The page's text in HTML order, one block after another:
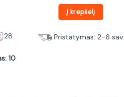
28
10
Į krepšelį
Pristatymas: 2-6 sav.